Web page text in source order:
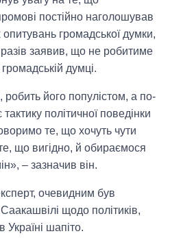
постійно наголошував
опитувань громадської думки,
разів заявив, що не робитиме
думці.
його популістом, а по-
політичної поведінки
те, що хочуть чути
що вигідно, й обираємося
– зазначив він.
очевидним був
щодо політиків,
Україні шапіто.